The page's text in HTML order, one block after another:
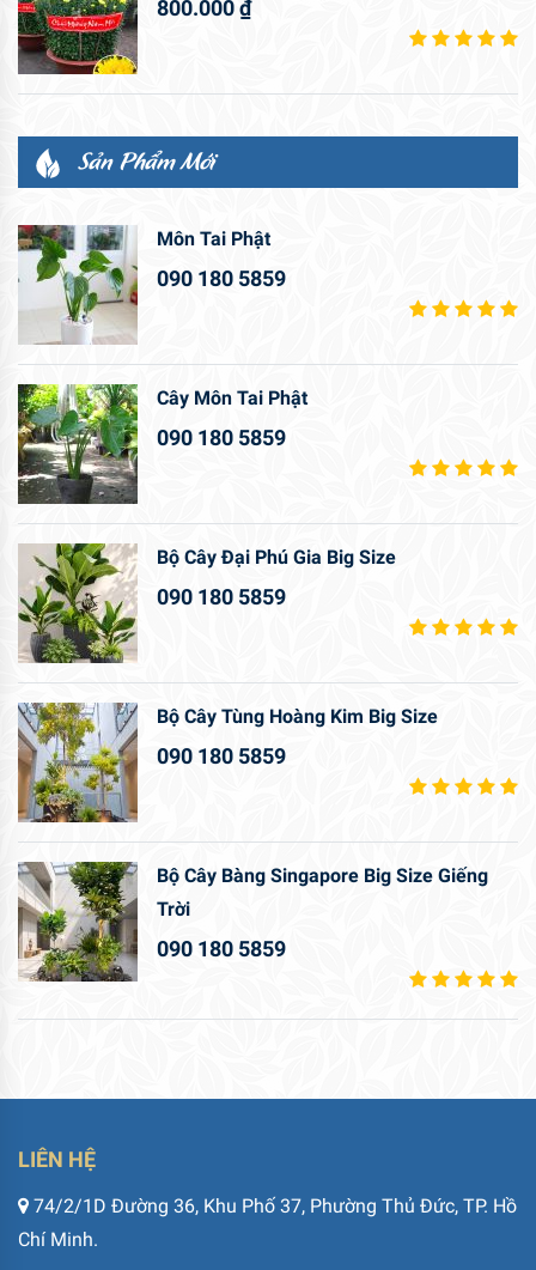
800.000₫
Sản Phẩm Mới
Môn Tai Phật
090 180 5859
Cây Môn Tai Phật
090 180 5859
Bộ Cây Đại Phú Gia Big Size
090 180 5859
Bộ Cây Tùng Hoàng Kim Big Size
090 180 5859
Bộ Cây Bàng Singapore Big Size Giếng
Trời
090 180 5859
LIÊN HỆ
74/2/1D Đường 36, Khu Phố 37, Phường Thủ Đức, TP. Hồ
Chí Minh.